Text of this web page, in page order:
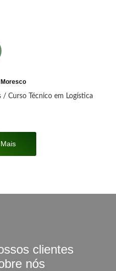
/ Curso Técnico em Logística
clientes
nós